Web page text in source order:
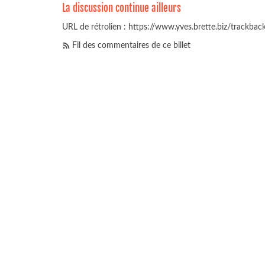
La discussion continue ailleurs
URL de rétrolien : https://www.yves.brette.biz/
Fil des commentaires de ce billet